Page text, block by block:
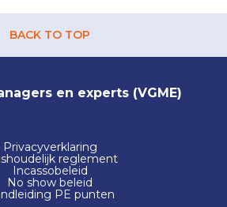
BACK TO TOP
en experts (VGME)
Privacyverklaring
reglement
Incassobeleid
No show beleid
PE punten